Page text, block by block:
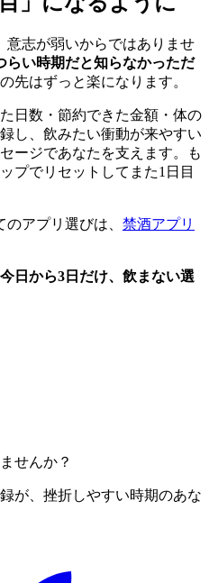
意志が弱いからではありませ
らい時期だと知らなかっただ
先はずっと楽になります。
日数・節約できた金額・体の
し、飲みたい衝動が来やすい
ージであなたを支えます。も
プでリセットしてまた1日目
アプリ選びは、 禁酒アプリ
今日から3日だけ、飲まない選
せんか？
が、挫折しやすい時期のあな